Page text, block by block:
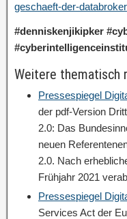
geschaeft-der-databroker
#denniskenjikipker
Weitere thematisch
Pressespiegel
der pdf-Version
2.0: Das
neuen
2.0. Nach
Frühjahr 2021
Pressespiegel
Services Act der